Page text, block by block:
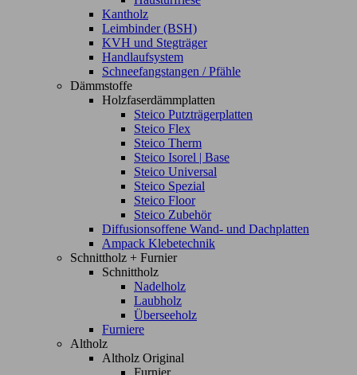
Kantholz
Leimbinder (BSH)
KVH und Stegträger
Handlaufsystem
Schneefangstangen / Pfähle
Dämmstoffe
Holzfaserdämmplatten
Steico Putzträgerplatten
Steico Flex
Steico Therm
Steico Isorel | Base
Steico Universal
Steico Spezial
Steico Floor
Steico Zubehör
Diffusionsoffene Wand- und Dachplatten
Ampack Klebetechnik
Schnittholz + Furnier
Schnittholz
Nadelholz
Laubholz
Überseeholz
Furniere
Altholz
Altholz Original